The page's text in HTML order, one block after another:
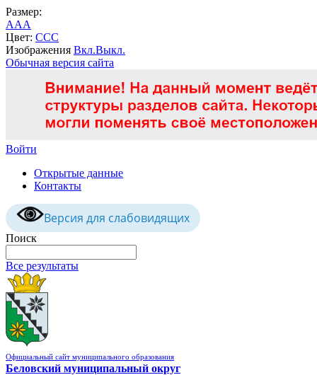
Размер:
AAA
Цвет: CCC
Изображения Вкл.Выкл.
Обычная версия сайта
Войти
Открытые данные
Контакты
Версия для слабовидящих
Поиск
Все результаты
Официальный сайт муниципального образования
Беловский муниципальный округ